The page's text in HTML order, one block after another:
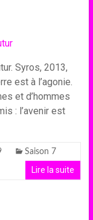
Syros, 2013,
est à l’agonie.
et d’hommes
: l’avenir est
Saison 7
Lire la suite